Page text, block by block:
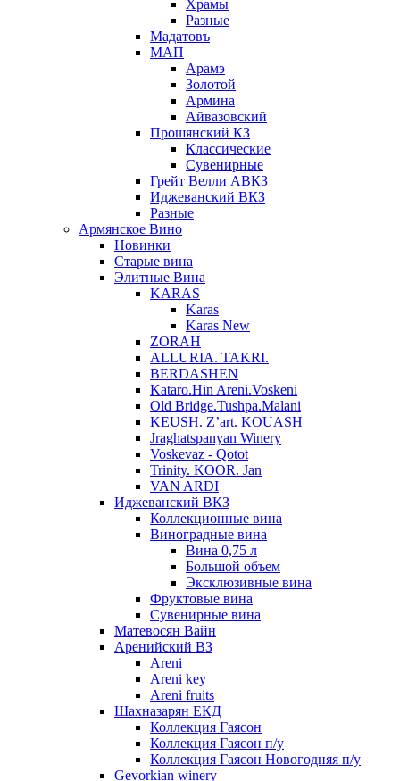
Храмы
Разные
Мадатовъ
МАП
Арамэ
Золотой
Армина
Айвазовский
Прошянский КЗ
Классические
Сувенирные
Грейт Велли АВКЗ
Иджеванский ВКЗ
Разные
Армянское Вино
Новинки
Старые вина
Элитные Вина
KARAS
Karas
Karas New
ZORAH
ALLURIA. TAKRI.
BERDASHEN
Kataro.Hin Areni.Voskeni
Old Bridge.Tushpa.Malani
KEUSH. Z’art. KOUASH
Jraghatspanyan Winery
Voskevaz - Qotot
Trinity. KOOR. Jan
VAN ARDI
Иджеванский ВКЗ
Коллекционные вина
Виноградные вина
Вина 0,75 л
Большой объем
Эксклюзивные вина
Фруктовые вина
Cувенирные вина
Матевосян Вайн
Аренийский ВЗ
Areni
Areni key
Areni fruits
Шахназарян ЕКД
Коллекция Гаясон
Коллекция Гаясон п/у
Коллекция Гаясон Новогодняя п/у
Gevorkian winery